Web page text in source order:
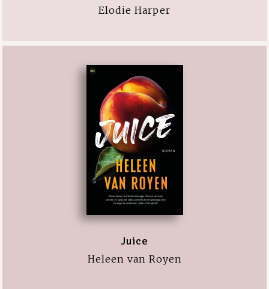
Elodie Harper
Juice
Heleen van Royen